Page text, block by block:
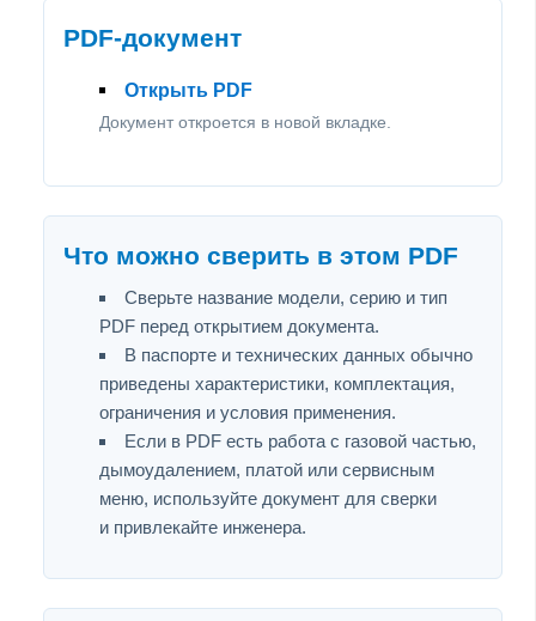
PDF-документ
Открыть PDF
Документ откроется в новой вкладке.
Что можно сверить в этом PDF
Сверьте название модели, серию и тип
PDF перед открытием документа.
В паспорте и технических данных обычно
приведены характеристики, комплектация,
ограничения и условия применения.
Если в PDF есть работа с газовой частью,
дымоудалением, платой или сервисным
меню, используйте документ для сверки
и привлекайте инженера.